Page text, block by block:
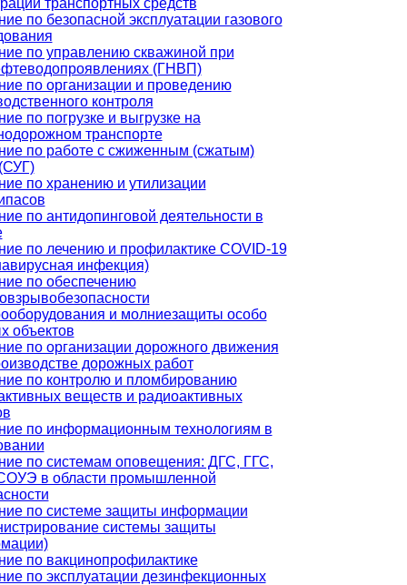
по безопасной эксплуатации газового
по управлению скважиной при
(ГНВП)
по организации и проведению
контроля
по погрузке и выгрузке на
транспорте
по работе с сжиженным (сжатым)
по хранению и утилизации
по антидопинговой деятельности в
по лечению и профилактике COVID-19
инфекция)
по обеспечению
и молниезащиты особо
объектов
по организации дорожного движения
дорожных работ
по контролю и пломбированию
веществ и радиоактивных
по информационным технологиям в
по системам оповещения: ДГС, ГГС,
в области промышленной
по системе защиты информации
системы защиты
по вакцинопрофилактике
по эксплуатации дезинфекционных